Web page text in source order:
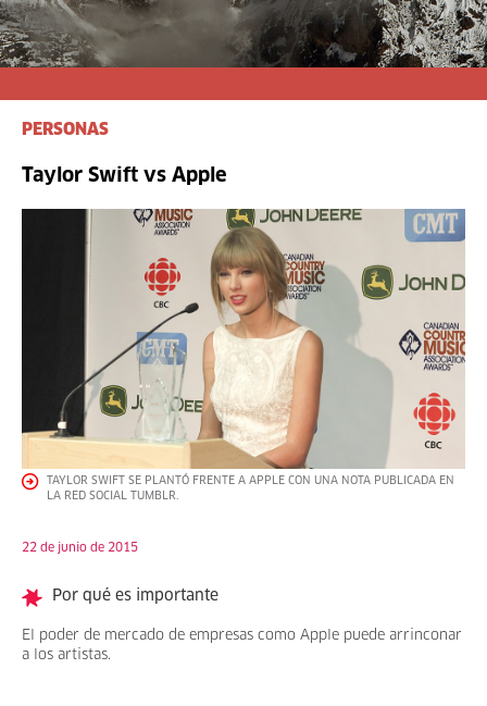
PERSONAS
Taylor Swift vs Apple
TAYLOR SWIFT SE PLANTÓ FRENTE A APPLE CON UNA NOTA PUBLICADA EN
LA RED SOCIAL TUMBLR.
22 de junio de 2015
Por qué es importante
El poder de mercado de empresas como Apple puede arrinconar
a los artistas.